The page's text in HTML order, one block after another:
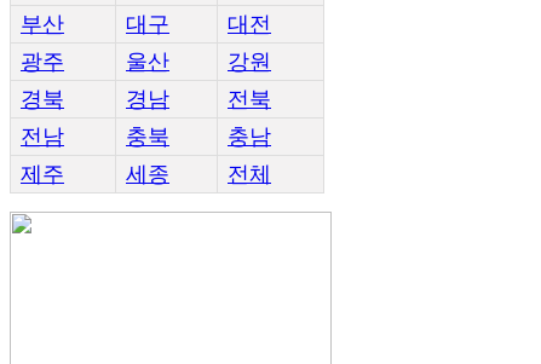
부산
대구
대전
광주
울산
강원
경북
경남
전북
전남
충북
충남
제주
세종 전체